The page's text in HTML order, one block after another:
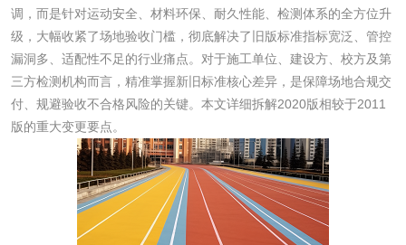
调，而是针对运动安全、材料环保、耐久性能、检测体系的全方位升
级，大幅收紧了场地验收门槛，彻底解决了旧版标准指标宽泛、管控
漏洞多、适配性不足的行业痛点。对于施工单位、建设方、校方及第
三方检测机构而言，精准掌握新旧标准核心差异，是保障场地合规交
付、规避验收不合格风险的关键。本文详细拆解2020版相较于2011
版的重大变更要点。
水处理剂
水处理药剂检测 聚丙烯酰胺检测
工业乳状氢氧化钙
检测
铝酸钙检测
三氯异氰尿酸检测 磷酸二氢铵检测
碳酸钙检测